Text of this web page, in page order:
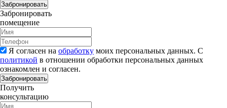
Забронировать
Забронировать
помещение
Я согласен на обработку моих персональных данных. С
политикой в отношении обработки персональных данных
ознакомлен и согласен.
Забронировать
Получить
консультацию